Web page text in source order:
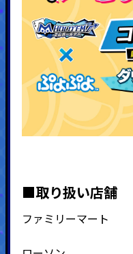
■取り扱い店舗
ファミリーマート